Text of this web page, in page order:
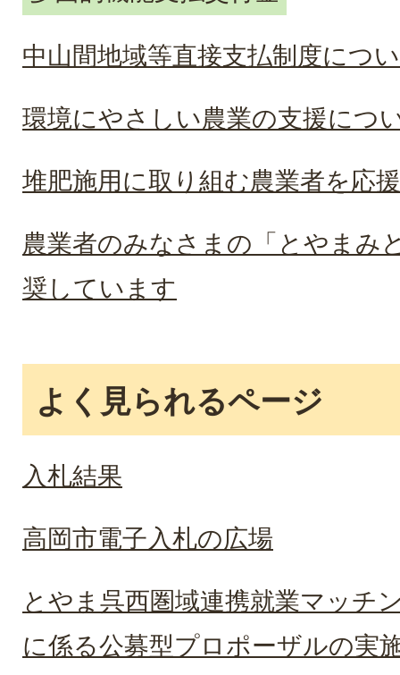
中山間地域等直接支払制度につ
環境にやさしい農業の支援につ
堆肥施用に取り組む農業者を応
農業者のみなさまの「とやまみ
奨しています
よく見られるページ
入札結果
高岡市電子入札の広場
とやま呉西圏域連携就業マッチ
に係る公募型プロポーザルの実